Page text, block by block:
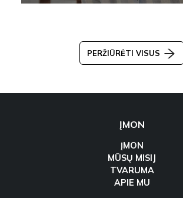
PERŽIŪRĖTI VISUS
ĮMON
ĮMON
MŪSŲ MISIJ
TVARUMA
APIE MU